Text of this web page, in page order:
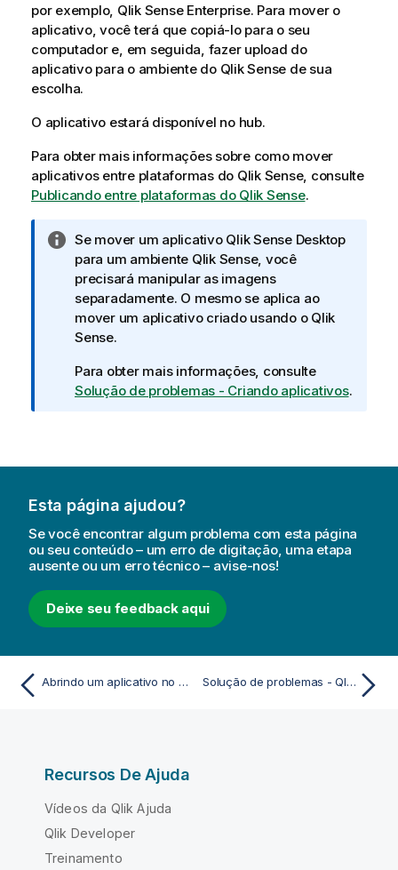
por exemplo, Qlik Sense Enterprise. Para mover o
aplicativo, você terá que copiá-lo para o seu
computador e, em seguida, fazer upload do
aplicativo para o ambiente do Qlik Sense de sua
escolha.
O aplicativo estará disponível no hub.
Para obter mais informações sobre como mover
aplicativos entre plataformas do Qlik Sense, consulte
Publicando entre plataformas do Qlik Sense.
N
o
t
a
i
n
o
r
a
Se mover um aplicativo Qlik Sense Desktop
para um ambiente Qlik Sense, você
precisará manipular as imagens
separadamente. O mesmo se aplica ao
mover um aplicativo criado usando o Qlik
Sense.
Para obter mais informações, consulte
Solução de problemas - Criando aplicativos.
Esta página ajudou?
Se você encontrar algum problema com esta página
ou seu conteúdo – um erro de digitação, uma etapa
ausente ou um erro técnico – avise-nos!
Deixe seu feedback aqui
Abrindo um aplicativo no Qlik Sense Desktop Solução de problemas - Qlik Sense Desktop
Recursos De Ajuda
Vídeos da Qlik Ajuda
Qlik Developer
Treinamento